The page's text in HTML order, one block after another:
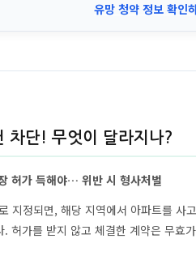
유망 청약 정보 확인
차단! 무엇이 달라지나?
허가 득해야… 위반 시 형사처벌
지정되면, 해당 지역에서 아파트를 사
. 허가를 받지 않고 체결한 계약은 무효